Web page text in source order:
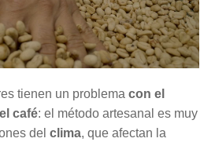
tienen un problema con el
café: el método artesanal es muy
del clima, que afectan la